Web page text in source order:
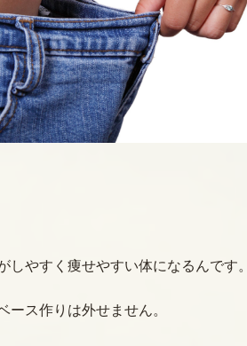
やすく痩せやすい体になるんです。
ス作りは外せません。